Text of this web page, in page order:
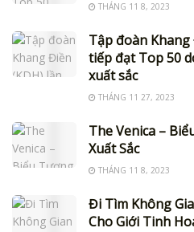
THÁNG 11 8, 2023
Tập đoàn
tiếp đạt Top 50
xuất sắc
THÁNG 11 27, 2023
The Venica –
Xuất Sắc
THÁNG 11 8, 2023
Đi Tìm Không
Cho Giới Tinh